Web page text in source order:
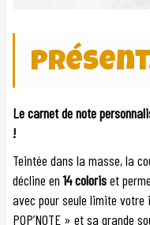
Le carnet de note
!
Teintée dans la masse, la
décline en14 coloriset
avec pour seule limite
POP’NOTE » et sa grande